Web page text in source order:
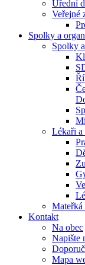
Úřední
Veřejné
Spolky a
Spolky
Lékaři a
Kontakt
Na obec
Napište
Mapa